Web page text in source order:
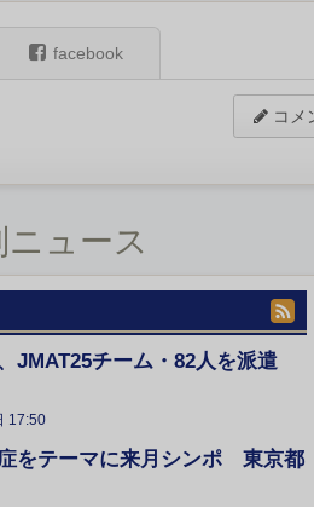
facebook
コメ
ュース
JMAT25チーム・82人を派遣
17:50
をテーマに来月シンポ 東京都